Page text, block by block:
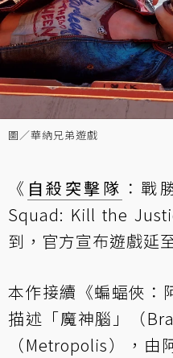
圖／華納兄弟遊戲
《 自殺突擊隊 ：戰
Squad: Kill the
到，官方宣布遊戲延
本作接續《蝙蝠俠：
描述「魔神腦」（
（Metropolis），